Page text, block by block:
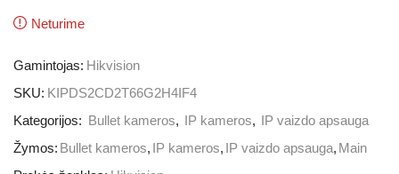
Neturime
Gamintojas: Hikvision
SKU: KIPDS2CD2T66G2H4IF4
Kategorijos: Bullet kameros, IP kameros, IP vaizdo apsauga
Žymos: Bullet kameros, IP kameros, IP vaizdo apsauga, Main